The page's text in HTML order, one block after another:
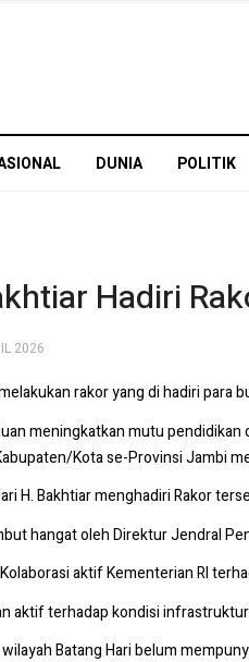
DUNIA POLITIK
Hadiri
2026
rakor yang di hadiri para
meningkatkan mutu pendidikan
Kota se-Provinsi Jambi
H. Bakhtiar menghadiri Rakor
hangat oleh Direktur Jendral
aktif Kementerian RI
aktif terhadap kondisi
Batang Hari belum